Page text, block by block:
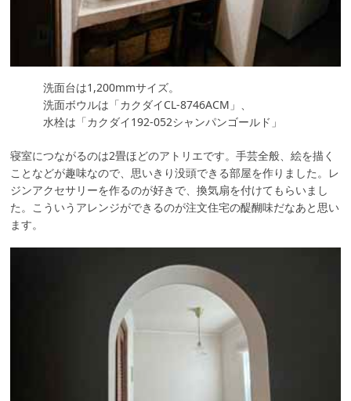
洗面台は1,200mmサイズ。
洗面ボウルは「カクダイCL-8746ACM」、
水栓は「カクダイ192-052シャンパンゴールド」
寝室につながるのは2畳ほどのアトリエです。手芸全般、絵を描く
ことなどが趣味なので、思いきり没頭できる部屋を作りました。レ
ジンアクセサリーを作るのが好きで、換気扇を付けてもらいまし
た。こういうアレンジができるのが注文住宅の醍醐味だなあと思い
ます。